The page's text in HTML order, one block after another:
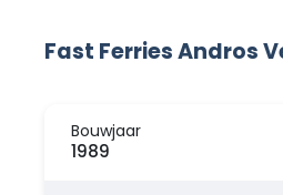
Fast Ferries Andros
Bouwjaar
1989